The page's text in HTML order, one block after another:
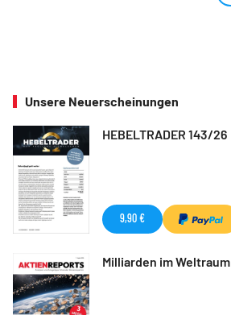
Unsere Neuerscheinungen
HEBELTRADER 143/26
9,90 €
Milliarden im Weltraum